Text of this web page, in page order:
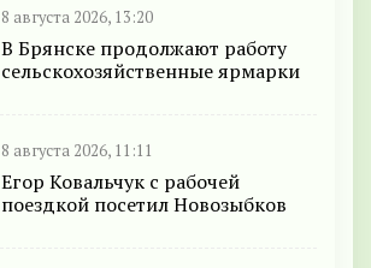
8 августа 2026, 13:20
В Брянске продолжают работу
сельскохозяйственные ярмарки
8 августа 2026, 11:11
Егор Ковальчук с рабочей
поездкой посетил Новозыбков